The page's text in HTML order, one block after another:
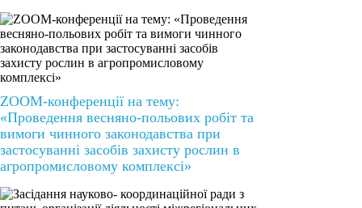
ZOOM-конференції на тему:
«Проведення весняно-польових робіт та
вимоги чинного законодавства при
застосуванні засобів захисту рослин в
агропромисловому комплексі»